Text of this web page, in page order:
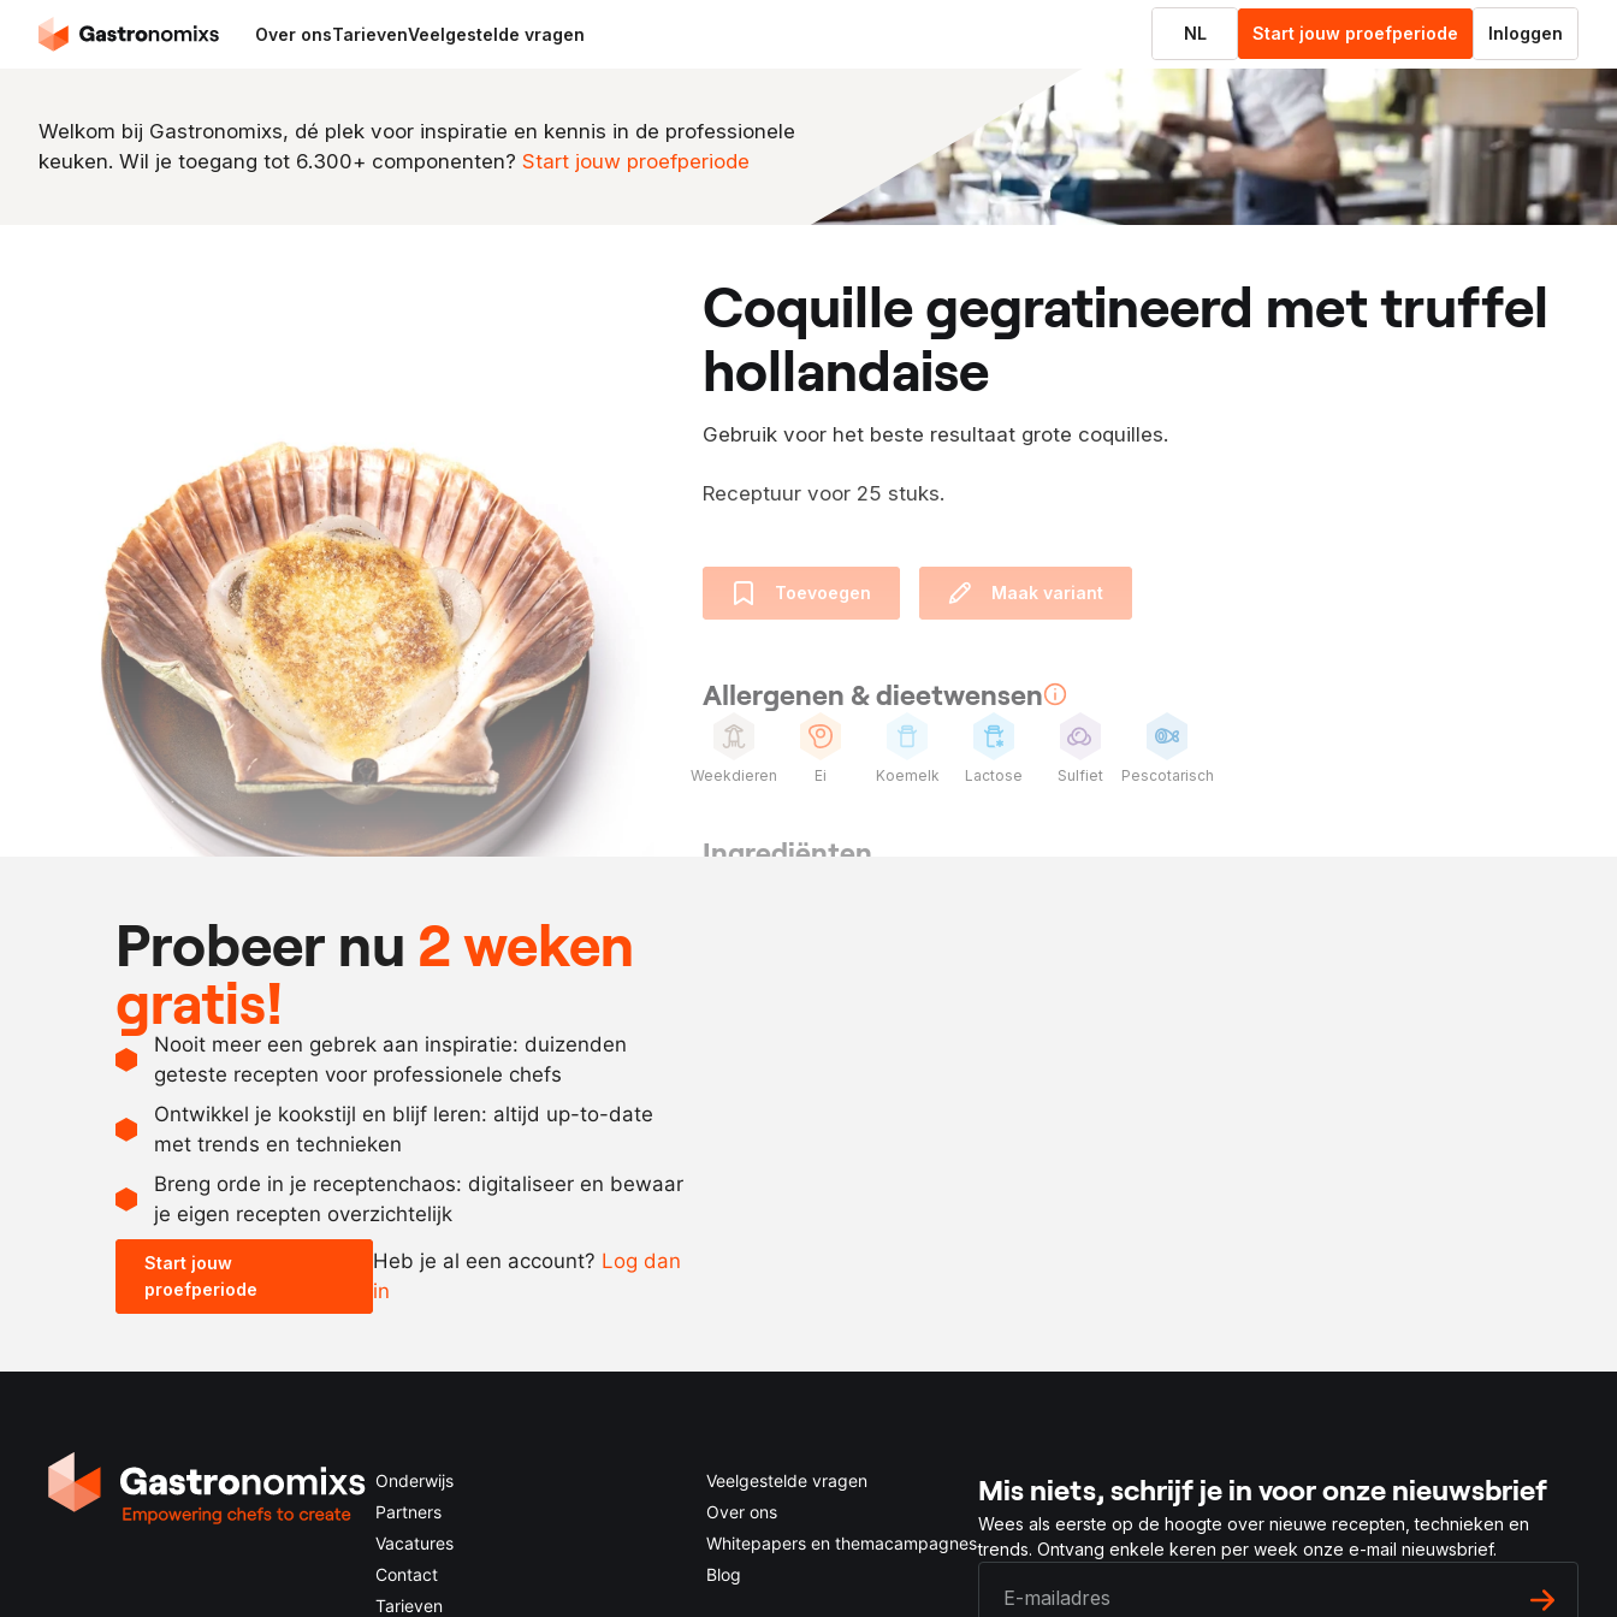
Over onsTarievenVeelgestelde vragen NL Start jouw proefperiode Inloggen
Welkom bij Gastronomixs, dé plek voor inspiratie en kennis in de professionele
keuken. Wil je toegang tot 6.300+ componenten? Start jouw proefperiode
coquille gegratineerd met truffel
hollandaise
Gebruik voor het beste resultaat grote coquilles.
Receptuur voor 25 stuks.
Toevoegen Maak variant
Allergenen & dieetwensen
Weekdieren Ei Koemelk Lactose Sulfiet Pescotarisch
Ingrediënten
Probeer nu 2 weken
gratis!
Nooit meer een gebrek aan inspiratie: duizenden
geteste recepten voor professionele chefs
Ontwikkel je kookstijl en blijf leren: altijd up-to-date
met trends en technieken
Breng orde in je receptenchaos: digitaliseer en bewaar
je eigen recepten overzichtelijk
Start jouw
proefperiode
Heb je al een account? Log dan
in
Onderwijs
Partners
Vacatures
Contact
Tarieven
Veelgestelde vragen
Over ons
Whitepapers en themacampagnes
Blog
Mis niets, schrijf je in voor onze nieuwsbrief
Wees als eerste op de hoogte over nieuwe recepten, technieken en
trends. Ontvang enkele keren per week onze e-mail nieuwsbrief.